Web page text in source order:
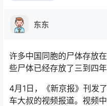
东东
许多中国同胞的尸体存放
些尸体已经存放了三到四
4月1日，《新京报》刊发
车大叔的视频报道。视频